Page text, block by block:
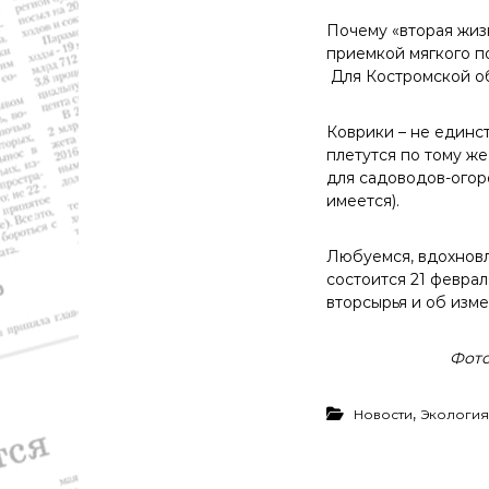
а
,
с
р
т
Почему «вторая
приемкой мягкого
Для Костромской
Коврики – не
плетутся по тому
для садоводов-
имеется).
Любуемся,
состоится 21
вторсырья и об
Новости,